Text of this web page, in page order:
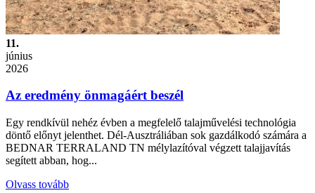
11.
június
2026
Az eredmény önmagáért beszél
Egy rendkívül nehéz évben a megfelelő talajművelési technológia
döntő előnyt jelenthet. Dél-Ausztráliában sok gazdálkodó számára a
BEDNAR TERRALAND TN mélylazítóval végzett talajjavítás
segített abban, hog...
Olvass tovább